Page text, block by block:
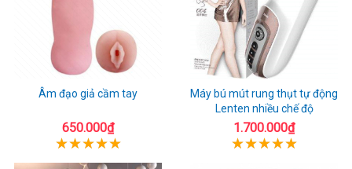
Âm đạo giả cầm tay
650.000₫
Máy bú mút rung thụt tự động
Lenten nhiều chế độ
1.700.000₫